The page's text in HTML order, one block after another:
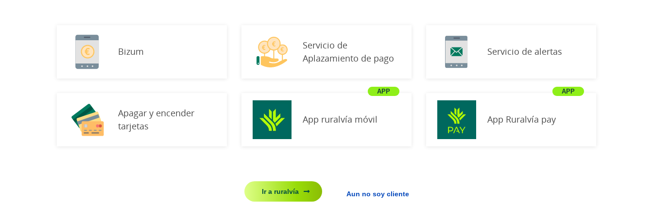
Bizum
Servicio de
Aplazamiento de pago
Servicio de alertas
Apagar y encender
tarjetas
App ruralvía móvil App Ruralvía pay
Ir a ruralvía Aun no soy cliente